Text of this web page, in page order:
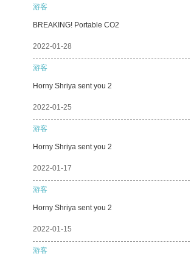
游客
BREAKING! Portable CO2
2022-01-28
游客
Horny Shriya sent you 2
2022-01-25
游客
Horny Shriya sent you 2
2022-01-17
游客
Horny Shriya sent you 2
2022-01-15
游客